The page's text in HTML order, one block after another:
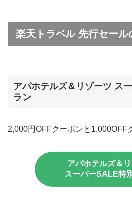
楽天トラベル 先行セール
アパホテルズ＆リゾーツ ス
ラン
2,000円OFFクーポンと1,000OFF
アパホテルズ＆
スーパーSALE特